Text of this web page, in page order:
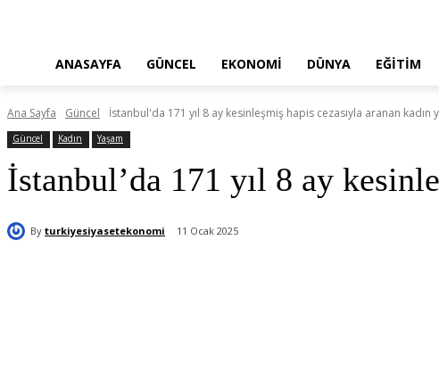
ANASAYFA GÜNCEL EKONOMI DÜNYA EĞITIM
Ana Sayfa Güncel İstanbul'da 171 yıl 8 ay kesinleşmiş hapis cezasıyla aranan kadın
Güncel Kadın Yaşam
İstanbul’da 171 yıl 8 ay
By turkiyesiyasetekonomi 11 Ocak 2025